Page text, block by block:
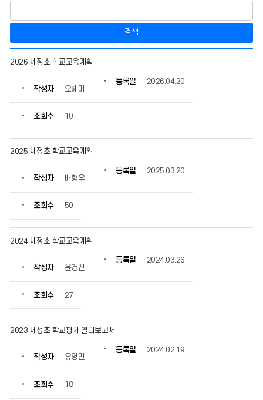
검색
교
의
물
번
자,
록
수
2026 세정초 학교교육계획
작성자 오혜미
등록일 2026.04.20
조회수 10
2025 세정초 학교교육계획
작성자 배형우
등록일 2025.03.20
조회수 50
2024 세정초 학교교육계획
작성자 윤경진
등록일 2024.03.26
조회수 27
2023 세정초 학교평가 결과보고서
작성자 유영민
등록일 2024.02.19
조회수 18